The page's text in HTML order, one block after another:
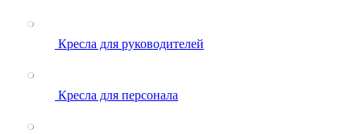
Кресла для руководителей
Кресла для персонала